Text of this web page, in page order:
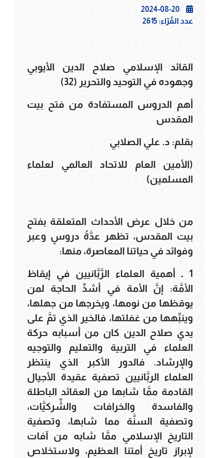
2024-08-20
عدد القُرّاء: 2615
القائد الإسلامي صلاح الدين الأيوبي
وجهوده في التوحيد والتحرير (32)
أهم الدروس المستفادة من فتح بيت
المقدس
بقلم: د. علي الصلابي
(الأمين العام للاتحاد العالمي لعلماء
المسلمين)
من خلال عرض الأحداث المتعلقة بفتح
بيت المقدس، تظهر عدَّةُ دروسٍ وعبر
وفوائد في حياتنا المعاصرة، منها:
1 ـ أهمية العلماء الرَّبَّانيين في إيقاظ
الأمَّة: إنَّ الأمة في أشدِّ الحاجة لمن
يوقظها من نومها، ويخرجها من جهلها،
وينبِّهها من غفلتها، فالخير الذي تمَّ على
يدي صلاح الدين كان من أسبابه حركة
العلماء في التربية والتعليم والتوجيه
والإرشاد. فالدور الأكبر الذي ينتظر
العلماء الربَّانيين تصفية عقيدة الأجيال
القادمة ممَّا شابها من العقائد الباطلة
والفاسدة والخرافات والشِّركيَّات،
وتصفية السنَّة مما شابها، وتصفية
التاريخ الإسلامي ممَّا شابه من آفات
لإبراز تاريخ أمتنا العظيم، ولاستخلاص